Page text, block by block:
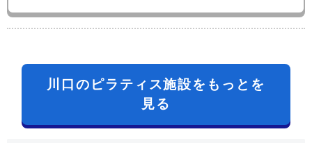
川口のピラティス施設をもっとを
見る